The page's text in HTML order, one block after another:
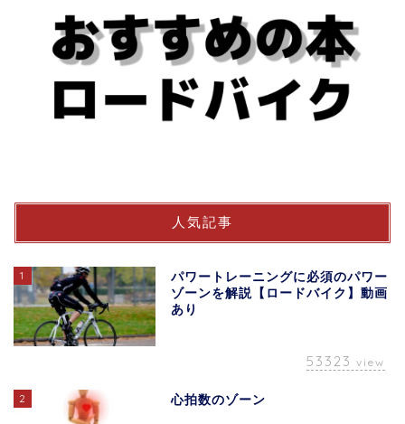
人気記事
1
パワートレーニングに必須のパワー
ゾーンを解説【ロードバイク】動画
あり
53323 view
2 心拍数のゾーン